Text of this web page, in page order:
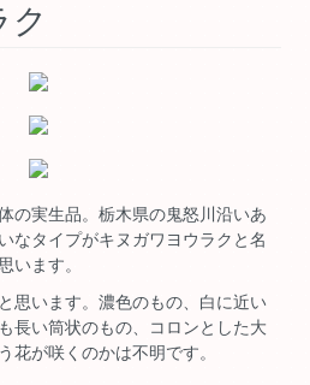
ク
の実生品。栃木県の鬼怒川沿いあ
なタイプがキヌガワヨウラクと名
います。
思います。濃色のもの、白に近い
長い筒状のもの、コロンとした大
花が咲くのかは不明です。